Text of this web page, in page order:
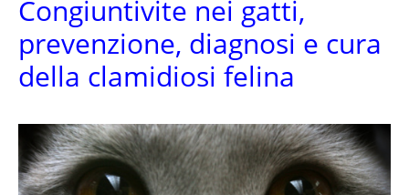
Congiuntivite nei gatti,
prevenzione, diagnosi e cura
della clamidiosi felina